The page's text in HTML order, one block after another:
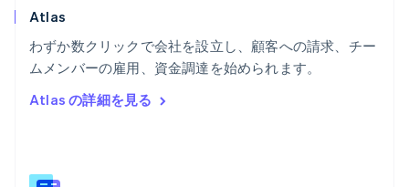
Atlas
わずか数クリックで会社を設立し、顧客への請求、チー
ムメンバーの雇用、資金調達を始められます。
Atlas の詳細を見る
ポーランド
ポルトガル
PortuguêsEnglish
English
Español